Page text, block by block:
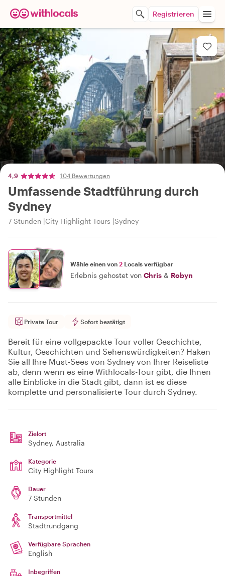
Registrieren
4,9 104 Bewertungen
Umfassende Stadtführung durch
Sydney
7 Stunden City Highlight Tours Sydney
Wähle einen von 2 Locals verfügbar
Erlebnis gehostet von Chris & Robyn
Private Tour Sofort bestätigt
Bereit für eine vollgepackte Tour voller Geschichte,
Kultur, Geschichten und Sehenswürdigkeiten? Haken
Sie all Ihre Must-Sees von Sydney von Ihrer Reiseliste
ab, denn wenn es eine Withlocals-Tour gibt, die Ihnen
alle Einblicke in die Stadt gibt, dann ist es diese
komplette und personalisierte Tour durch Sydney.
Zielort
Sydney, Australia
Kategorie
City Highlight Tours
Dauer
7 Stunden
Transportmittel
Stadtrundgang
Verfügbare Sprachen
English
Inbegriffen